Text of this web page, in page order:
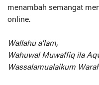
menambah semangat
online.
Wallahu a'lam,
Wahuwal Muwaffiq ila
Wassalamualaikum